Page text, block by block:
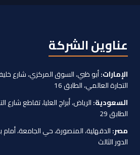
عناوين الشركة
الإمارات:أبو ظبي، السوق المركزي، شارع
التجارة العالمي، الطابق 16
السعودية:
الطابق 29
مصر:الدقهلية، المنصورة، حي الجامعة،
الدور الثالث